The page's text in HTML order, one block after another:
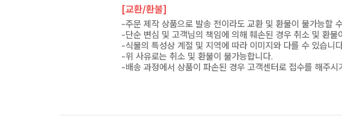
[교환/환불]
-주문 제작 상품으로 발송 전이라도 교환 및 환불이 불가능할
-단순 변심 및 고객님의 책임에 의해 훼손된 경우 취소 및 환불
-식물의 특성상 계절 및 지역에 따라 이미지와 다를 수 있습니
-위 사유로는 취소 및 환불이 불가능합니다.
-배송 과정에서 상품이 파손된 경우 고객센터로 접수를 해주시